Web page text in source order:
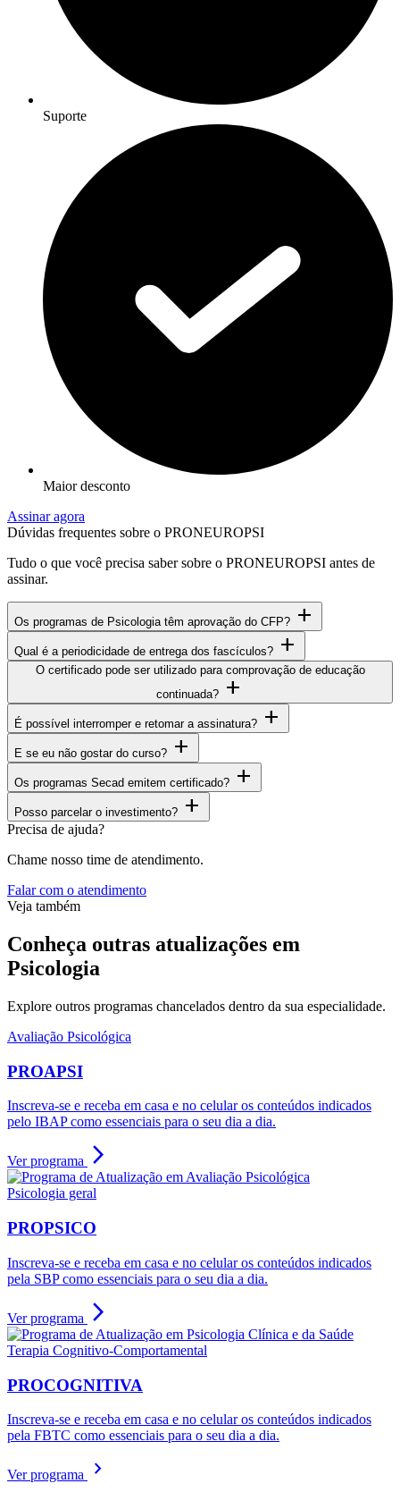
Suporte
Maior desconto
Assinar agora
Dúvidas frequentes sobre o PRONEUROPSI
Tudo o que você precisa saber sobre o PRONEUROPSI antes de
assinar.
Os programas de Psicologia têm aprovação do CFP? add
Qual é a periodicidade de entrega dos fascículos? add
O certificado pode ser utilizado para comprovação de educação
continuada? add
É possível interromper e retomar a assinatura? add
E se eu não gostar do curso? add
Os programas Secad emitem certificado? add
Posso parcelar o investimento? add
Precisa de ajuda?
Chame nosso time de atendimento.
Falar com o atendimento
Veja também
Conheça outras atualizações em
Psicologia
Explore outros programas chancelados dentro da sua especialidade.
Avaliação Psicológica
PROAPSI
Inscreva-se e receba em casa e no celular os conteúdos indicados
pelo IBAP como essenciais para o seu dia a dia.
Ver programa arrow_forward_ios
Psicologia geral
PROPSICO
Inscreva-se e receba em casa e no celular os conteúdos indicados
pela SBP como essenciais para o seu dia a dia.
Ver programa arrow_forward_ios
Terapia Cognitivo-Comportamental
PROCOGNITIVA
Inscreva-se e receba em casa e no celular os conteúdos indicados
pela FBTC como essenciais para o seu dia a dia.
Ver programa chevron_right